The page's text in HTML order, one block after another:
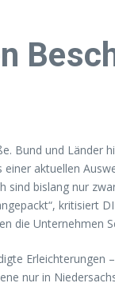
und Länder
aktuellen
bislang nur
kritisiert
die Unternehmen
nur in